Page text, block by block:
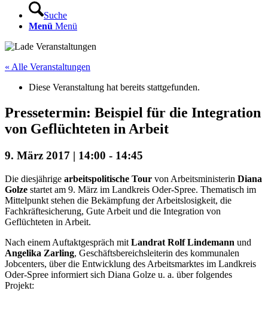
Suche
Menü Menü
« Alle Veranstaltungen
Diese Veranstaltung hat bereits stattgefunden.
Pressetermin: Beispiel für die Integration
von Geflüchteten in Arbeit
9. März 2017 | 14:00 - 14:45
Die diesjährige arbeitspolitische Tour von Arbeitsministerin Diana
Golze startet am 9. März im Landkreis Oder-Spree. Thematisch im
Mittelpunkt stehen die Bekämpfung der Arbeitslosigkeit, die
Fachkräftesicherung, Gute Arbeit und die Integration von
Geflüchteten in Arbeit.
Nach einem Auftaktgespräch mit Landrat Rolf Lindemann und
Angelika Zarling, Geschäftsbereichsleiterin des kommunalen
Jobcenters, über die Entwicklung des Arbeitsmarktes im Landkreis
Oder-Spree informiert sich Diana Golze u. a. über folgendes
Projekt: